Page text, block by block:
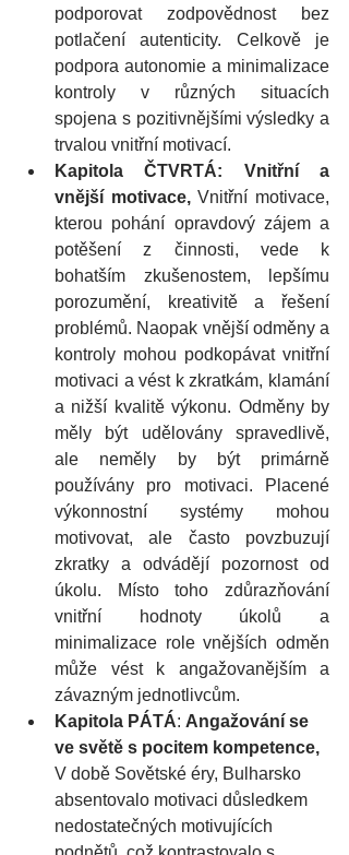
podporovat zodpovědnost bez
potlačení autenticity. Celkově je
podpora autonomie a minimalizace
kontroly v různých situacích
spojena s pozitivnějšími výsledky a
trvalou vnitřní motivací.
Kapitola ČTVRTÁ: Vnitřní a
vnější motivace, Vnitřní motivace,
kterou pohání opravdový zájem a
potěšení z činnosti, vede k
bohatším zkušenostem, lepšímu
porozumění, kreativitě a řešení
problémů. Naopak vnější odměny a
kontroly mohou podkopávat vnitřní
motivaci a vést k zkratkám, klamání
a nižší kvalitě výkonu. Odměny by
měly být udělovány spravedlivě,
ale neměly by být primárně
používány pro motivaci. Placené
výkonnostní systémy mohou
motivovat, ale často povzbuzují
zkratky a odvádějí pozornost od
úkolu. Místo toho zdůrazňování
vnitřní hodnoty úkolů a
minimalizace role vnějších odměn
může vést k angažovanějším a
závazným jednotlivcům.
Kapitola PÁTÁ: Angažování se
ve světě s pocitem kompetence,
V době Sovětské éry, Bulharsko
absentovalo motivaci důsledkem
nedostatečných motivujících